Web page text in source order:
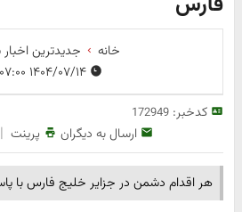
خانه
جدیدترین
۱۴۰۴/۰۷/۱۴ ۰۷:۰۷:۰۰
کدخبر:172949
ارسال به دیگران پرینت |
هر اقدام دشمن در جزایر خلیج فارس با